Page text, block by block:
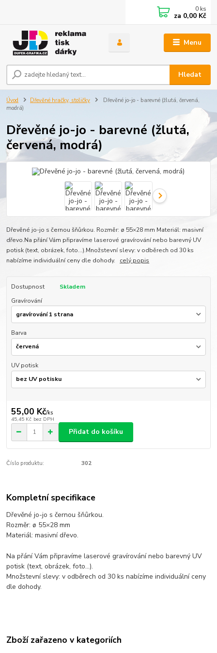
Menu
Hledat
0 ks
za 0,00 Kč
Úvod Dřevěné hračky, stoličky
Dřevěné jo-jo - barevné (žlutá, červená,
modrá)
Dřevěné jo-jo - barevné (žlutá,
červená, modrá)
Dřevěné jo-jo s černou šňůrkou. Rozměr: ø 55×28 mm Materiál: masivní
dřevo.Na přání Vám připravíme laserové gravírování nebo barevný UV
potisk (text, obrázek, foto...).Množstevní slevy: v odběrech od 30 ks
nabízíme individuální ceny dle dohody. celý popis
Dostupnost
Skladem
Gravírování
Barva
UV potisk
55,00 Kč/ks
45,45 Kč bez DPH
Přidat do košíku
Číslo produktu: 302
Kompletní specifikace
Dřevěné jo-jo s černou šňůrkou.
Rozměr: ø 55×28 mm
Materiál: masivní dřevo.
Na přání Vám připravíme laserové gravírování nebo barevný UV
potisk (text, obrázek, foto...).
Množstevní slevy: v odběrech od 30 ks nabízíme individuální ceny
dle dohody.
Zboží zařazeno v kategoriích